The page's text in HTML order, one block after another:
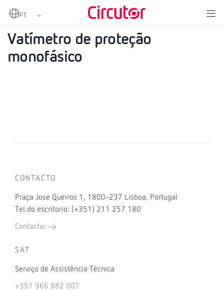
Home Vatímetros Vatímetro de proteção monofásico
Vatímetro de proteção
monofásico
CONTACTO
Praça Jose Queiros 1, 1800-237 Lisboa, Portugal
Tel.do escritorio: (+351) 211 257 180
Contactar
SAT
Serviço de Assistência Técnica
+351 966 882 007